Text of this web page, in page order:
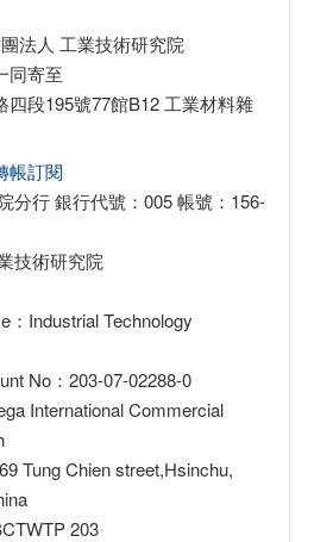
法人 工業技術研究院
同寄至
段195號77館B12 工業材料雜
帳訂閱
分行 銀行代號：005 帳號：156-
技術研究院
Industrial Technology
No：203-07-02288-0
International Commercial
Tung Chien street,Hsinchu,
203